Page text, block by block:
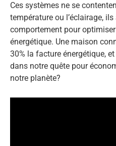
Ces systèmes ne se
température ou l’éclairage,
comportement pour
énergétique. Une maison
30% la facture énergétique,
dans notre quête pour
notre planète?